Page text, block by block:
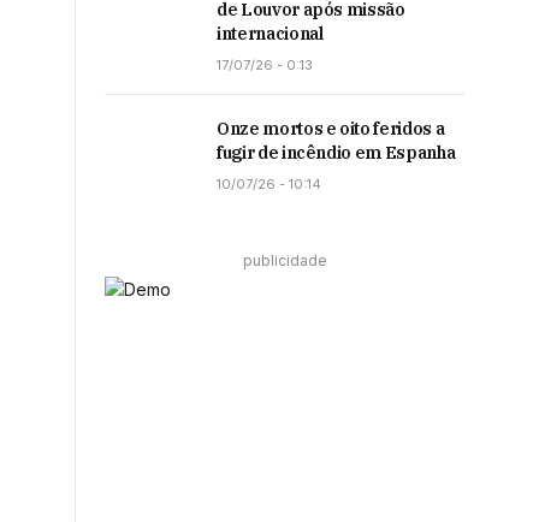
de Louvor após missão
internacional
17/07/26 - 0:13
Onze mortos e oito feridos a
fugir de incêndio em Espanha
10/07/26 - 10:14
publicidade